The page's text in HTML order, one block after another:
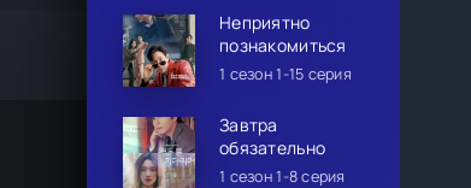
Неприятно
познакомиться
1 сезон 1-15 серия
Завтра
обязательно
1 сезон 1-8 серия